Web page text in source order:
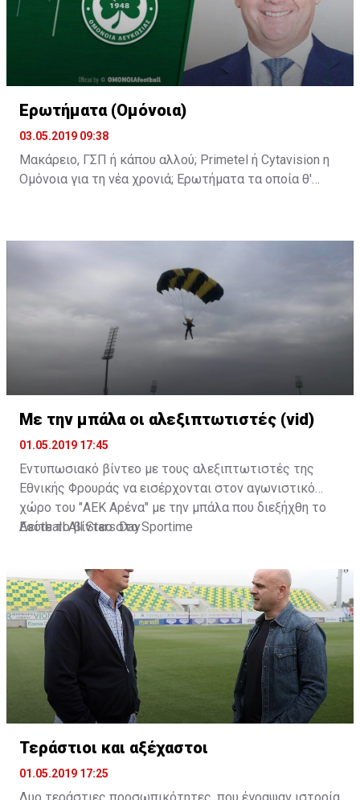
Ερωτήματα (Ομόνοια)
03.05.2019 09:38
Μακάρειο, ΓΣΠ ή κάπου αλλού; Primetel ή Cytavision η
Ομόνοια για τη νέα χρονιά; Ερωτήματα τα οποία θ'
Με την μπάλα οι αλεξιπτωτιστές (vid)
01.05.2019 17:45
Εντυπωσιακό βίντεο με τους αλεξιπτωτιστές της
Εθνικής Φρουράς να εισέρχονται στον αγωνιστικό
χώρο του "ΑΕΚ Αρένα" με την μπάλα που διεξήχθη το
Football All Stars Day
Δείτε το βίντεο στοSportime
Τεράστιοι και αξέχαστοι
01.05.2019 17:25